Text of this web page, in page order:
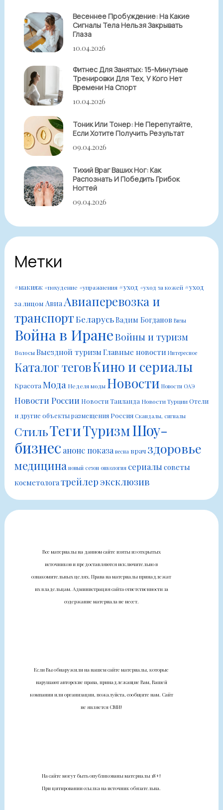
Весеннее Пробуждение: На Какие
Сигналы Тела Нельзя Закрывать
Глаза
10.04.2026
Фитнес Для Занятых: 15-Минутные
Тренировки Для Тех, У Кого Нет
Времени На Спорт
10.04.2026
Тоник Или Тонер: Не Перепутайте,
Если Хотите Получить Результат
09.04.2026
Тихий Враг Ваших Ног: Как
Распознать И Победить Грибок
Ногтей
09.04.2026
Метки
#макияж #похудение #упражнения #уход #уход за кожей #уход
за лицом Авиа Авиаперевозка и
транспортБеларусьВадим Богданов Визы
Война в ИранеВойны и туризм
ВолосыВыездной туризмГлавные новости Интересное
Каталог теговКино и сериалы
Красота Мода Неделя моды Новости Новости ОАЭ
Новости России Новости Таиланда Новости ТурцииОтели
и другие объекты размещенияРоссия Скандалы, сигналы
СтильТегиТуризмШоу-
бизнес анонс показа весна врач здоровье
медицина новый сезон онкология сериалы советы
косметологатрейлер эксклюзив
Все материалы на данном сайте взяты из открытых
источников и предоставляются исключительно в
ознакомительных целях. Права на материалы принадлежат
их владельцам. Администрация сайта ответственности за
содержание материала не несет.
Если Вы обнаружили на нашем сайте материалы, которые
нарушают авторские права, принадлежащие Вам, Вашей
компании или организации, пожалуйста, сообщите нам. Сайт
не является СМИ!
На сайте могут быть опубликованы материалы 18+!
При цитировании ссылка на источник обязательна.